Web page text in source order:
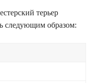
терьер
следующим образом: